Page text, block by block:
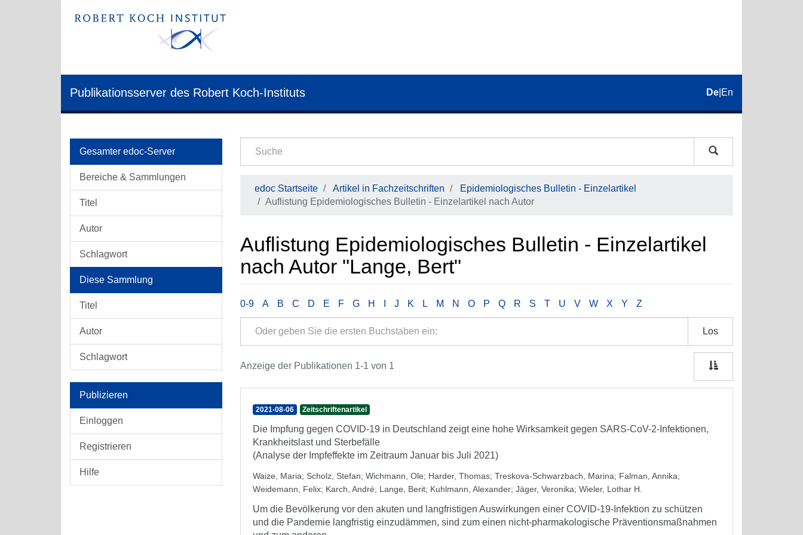
Publikationsserver des Robert Koch-Instituts De En
Gesamter edoc-Server
Bereiche & Sammlungen
Titel
Autor
Schlagwort
Diese Sammlung
Titel
Autor
Schlagwort
Publizieren
Einloggen
Registrieren
Hilfe
edoc Startseite Artikel in Fachzeitschriften
Epidemiologisches Bulletin - Einzelartikel
Auflistung Epidemiologisches Bulletin - Einzelartikel nach Autor
Auflistung Epidemiologisches Bulletin - Einzelartikel
nach Autor "Lange, Bert"
0-9 A B C D E F G H J K L M N O P Q R S T U V W X Y Z
Los
Anzeige der Publikationen 1-1 von 1
2021-08-06 Zeitschriftenartikel
Die Impfung gegen COVID-19 in Deutschland zeigt eine hohe Wirksamkeit gegen SARS-CoV-2-Infektionen,
Krankheitslast und Sterbefälle
(Analyse der Impfeffekte im Zeitraum Januar bis Juli 2021)
Waize, Maria; Scholz, Stefan; Wichmann, Ole; Harder, Thomas; Treskova-Schwarzbach, Marina; Falman, Annika;
Weidemann, Felix; Karch, André; Lange, Berit; Kuhlmann, Alexander; Jäger, Veronika; Wieler, Lothar H.
Um die Bevölkerung vor den akuten und langfristigen Auswirkungen einer COVID-19-Infektion zu schützen
und die Pandemie langfristig einzudämmen, sind zum einen nicht-pharmakologische Präventionsmaßnahmen